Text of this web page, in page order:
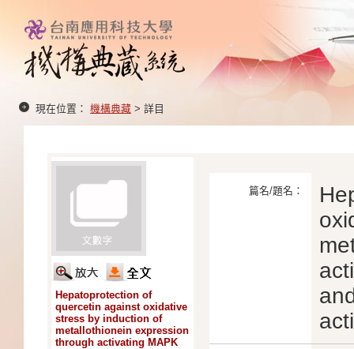
現在位置： 機構典藏 > 詳目
Hepatoprotection of
quercetin against oxidative
stress by induction of
metallothionein expression
through activating MAPK
篇名/題名：